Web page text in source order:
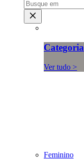
Categoria
Ver tudo >
Feminino